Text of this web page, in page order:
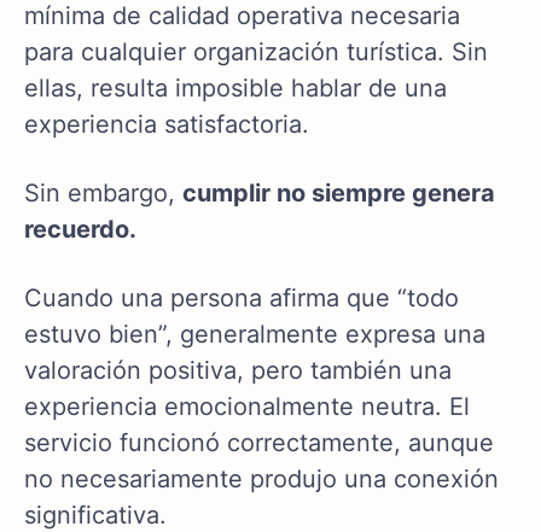
mínima de calidad operativa necesaria
para cualquier organización turística. Sin
ellas, resulta imposible hablar de una
experiencia satisfactoria.
Sin embargo, cumplir no siempre genera
recuerdo.
Cuando una persona afirma que “todo
estuvo bien”, generalmente expresa una
valoración positiva, pero también una
experiencia emocionalmente neutra. El
servicio funcionó correctamente, aunque
no necesariamente produjo una conexión
significativa.